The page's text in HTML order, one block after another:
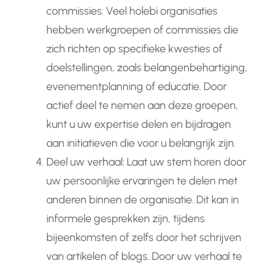
commissies: Veel holebi organisaties
hebben werkgroepen of commissies die
zich richten op specifieke kwesties of
doelstellingen, zoals belangenbehartiging,
evenementplanning of educatie. Door
actief deel te nemen aan deze groepen,
kunt u uw expertise delen en bijdragen
aan initiatieven die voor u belangrijk zijn.
Deel uw verhaal: Laat uw stem horen door
uw persoonlijke ervaringen te delen met
anderen binnen de organisatie. Dit kan in
informele gesprekken zijn, tijdens
bijeenkomsten of zelfs door het schrijven
van artikelen of blogs. Door uw verhaal te